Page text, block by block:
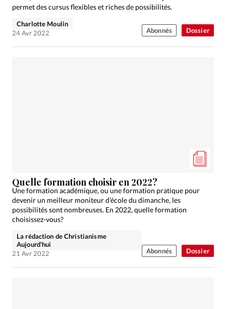
Dossier
permet des cursus flexibles et riches de possibilités.
Charlotte Moulin
24 Avr 2022
Abonnés
Dossier
Quelle formation choisir en 2022?
Une formation académique, ou une formation pratique pour
devenir un meilleur moniteur d’école du dimanche, les
possibilités sont nombreuses. En 2022, quelle formation
choisissez-vous?
La rédaction de Christianisme
Aujourd'hui
21 Avr 2022
Abonnés